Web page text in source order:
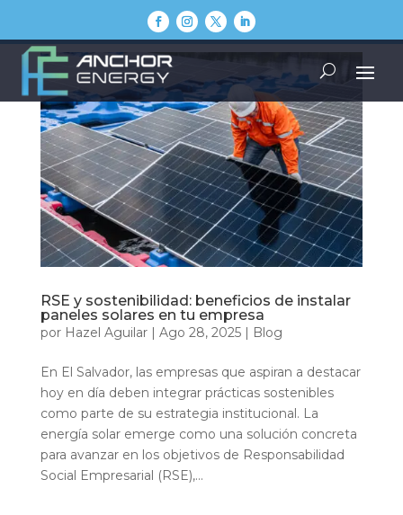
RSE y sostenibilidad: beneficios de instalar
paneles solares en tu empresa
por Hazel Aguilar| Ago 28, 2025| Blog
En El Salvador, las empresas que aspiran a destacar
hoy en día deben integrar prácticas sostenibles
como parte de su estrategia institucional. La
energía solar emerge como una solución concreta
para avanzar en los objetivos de Responsabilidad
Social Empresarial (RSE),...